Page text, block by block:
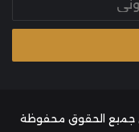
العربي جميع الحقوق محفوظة